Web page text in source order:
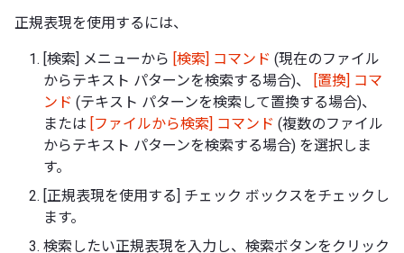
正規表現を使用するには、
[検索] メニューから [検索] コマンド (現在のファイル
からテキスト パターンを検索する場合)、
[置換] コマ
ンド (テキスト パターンを検索して置換する場合)、
または [ファイルから検索] コマンド (複数のファイル
からテキスト パターンを検索する場合) を選択しま
す。
[正規表現を使用する] チェック ボックスをチェックし
ます。
検索したい正規表現を入力し、検索ボタンをクリック